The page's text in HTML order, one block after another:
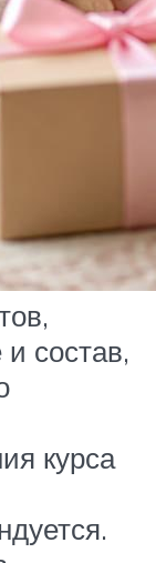
состав,
курса